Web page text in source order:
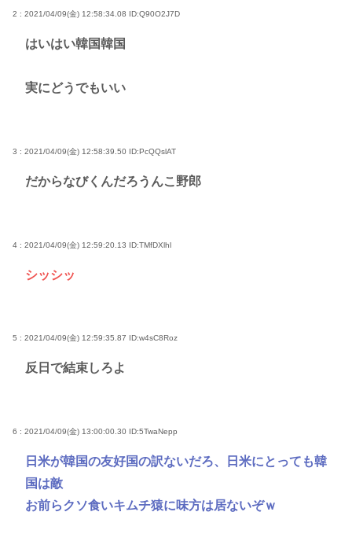
2 : 2021/04/09(金) 12:58:34.08 ID:Q90O2J7D
はいはい韓国韓国
実にどうでもいい
3 : 2021/04/09(金) 12:58:39.50 ID:PcQQslAT
だからなびくんだろうんこ野郎
4 : 2021/04/09(金) 12:59:20.13 ID:TMfDXlhl
シッシッ
5 : 2021/04/09(金) 12:59:35.87 ID:w4sC8Roz
反日で結束しろよ
6 : 2021/04/09(金) 13:00:00.30 ID:5TwaNepp
日米が韓国の友好国の訳ないだろ、日米にとっても韓
国は敵
お前らクソ食いキムチ猿に味方は居ないぞｗ